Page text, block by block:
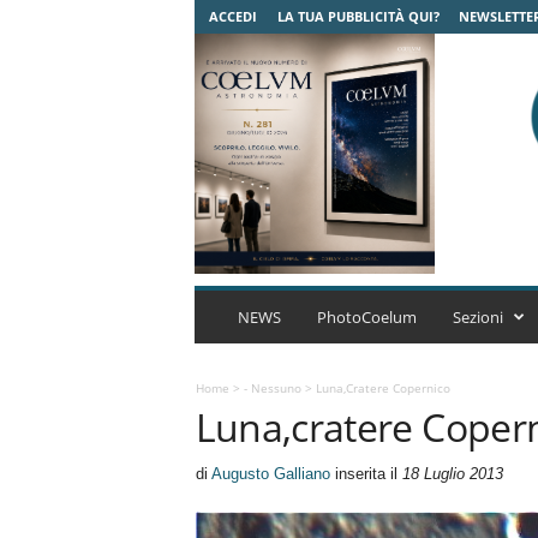
ACCEDI LA TUA PUBBLICITÀ QUI?
C
u
m
A
r
NEWS PhotoCoelum Sezioni
Home > - Nessuno> Luna,cratere Copernico
Luna,cratere
di Augusto Gallianoinserita il 18 Luglio 2013